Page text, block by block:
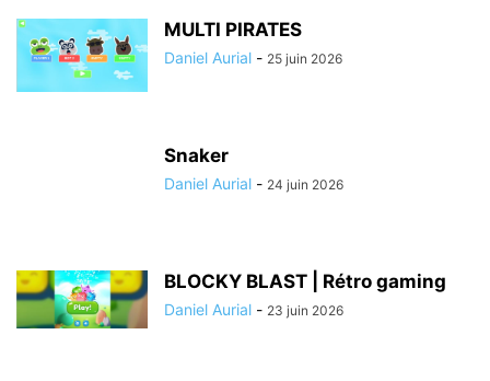
MULTI PIRATES
Daniel Aurial - 25 juin 2026
Snaker
Daniel Aurial - 24 juin 2026
BLOCKY BLAST | Rétro gaming
Daniel Aurial - 23 juin 2026